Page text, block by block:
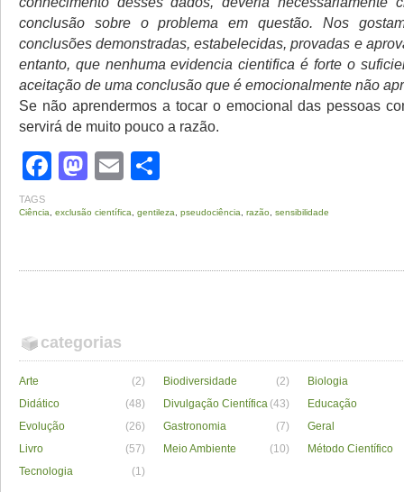
conclusão sobre o problema em questão. Nos
conclusões demonstradas, estabelecidas, provadas e
entanto, que nenhuma evidencia cientifica é forte o
aceitação de uma conclusão que é emocionalmente não
Se não aprendermos a tocar o emocional das pessoas
servirá de muito pouco a razão.
Facebook
Mastodon
Email
TAGS
Ciência exclusão científica gentileza pseudociência razão sensibilidade
categorias
Arte (2) Biodiversidade (2)
Biologia
Didático
(48) Divulgação Científica (43)
Educação
Evolução
(26) Gastronomia (7)
Geral
Livro
(57) Meio Ambiente (10)
Método Científico
Tecnologia
(1)